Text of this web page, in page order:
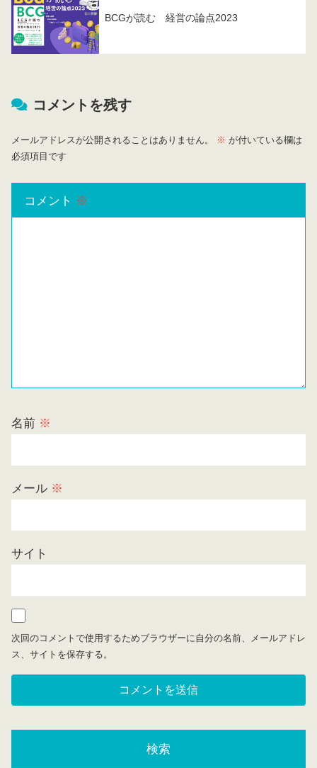
BCGが読む 経営の論点2023
コメントを残す
メールアドレスが公開されることはありません。 ※ が付いている欄は
必須項目です
コメント ※
名前 ※
メール ※
サイト
次回のコメントで使用するためブラウザーに自分の名前、メールアドレ
ス、サイトを保存する。
検索